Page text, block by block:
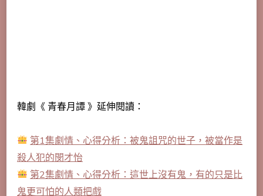
韓劇《 青春月譚 》延伸閱讀：
第1集劇情、心得分析：被鬼詛咒的世子，被當作是
殺人犯的閔才怡
第2集劇情、心得分析：這世上沒有鬼，有的只是比
鬼更可怕的人類把戲